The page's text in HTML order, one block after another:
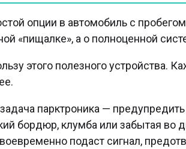
опции в автомобиль с
«пищалке», а о полноценной
этого полезного устройства.
задача парктроника —
бордюр, клумба или забытая во
подаст сигнал,